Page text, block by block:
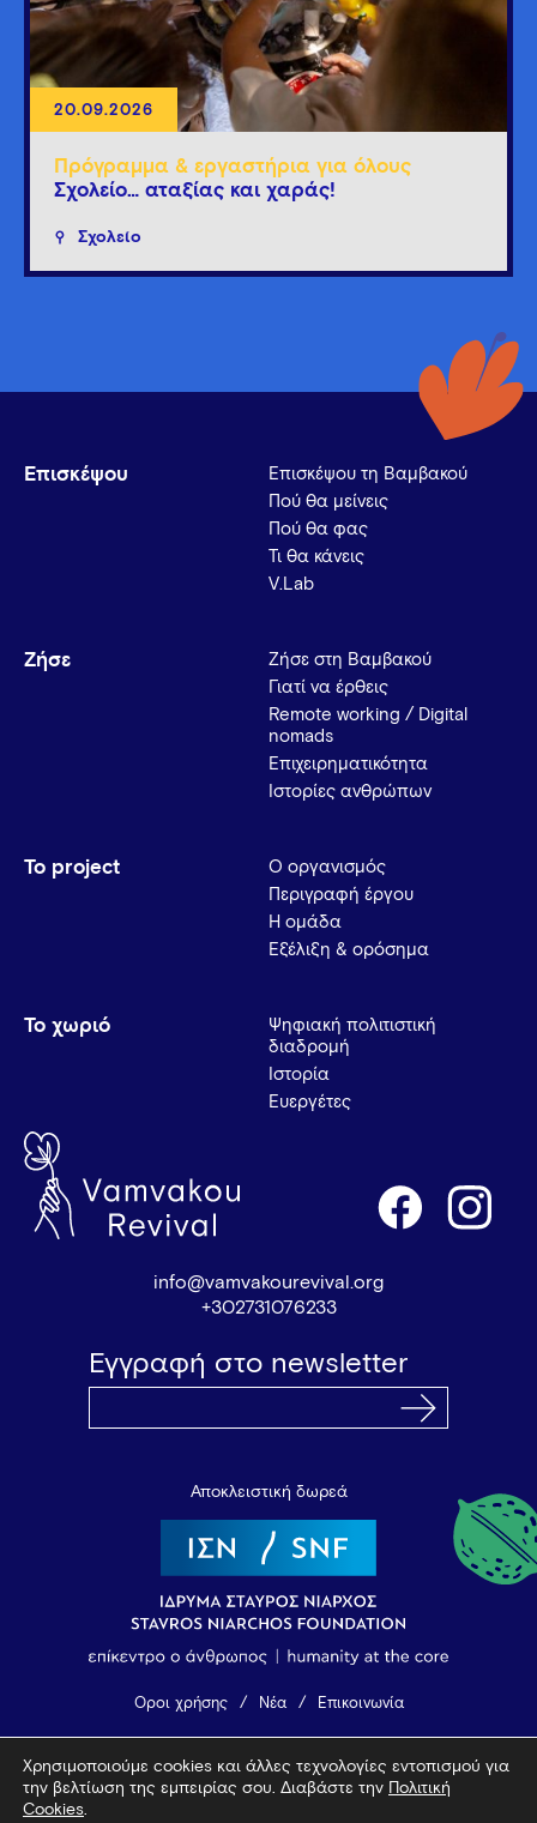
20.09.2026
Πρόγραμμα & εργαστήρια για όλους
Σχολείο… αταξίας και χαράς!
Σχολείο
Επισκέψου
Επισκέψου τη Βαμβακού
Πού θα μείνεις
Πού θα φας
Τι θα κάνεις
V.Lab
Ζήσε
Ζήσε στη Βαμβακού
Γιατί να έρθεις
Remote working / Digital
nomads
Επιχειρηματικότητα
Ιστορίες ανθρώπων
Το project
Ο οργανισμός
Περιγραφή έργου
Η ομάδα
Εξέλιξη & ορόσημα
Το χωριό
Ψηφιακή πολιτιστική
διαδρομή
Ιστορία
Ευεργέτες
info@vamvakourevival.org
+302731076233
Εγγραφή στο newsletter
Αποκλειστική δωρεά
Όροι χρήσης Νέα Επικοινωνία
© 2026 Vamvakou Revival
Χρησιμοποιούμε cookies και άλλες τεχνολογίες εντοπισμού για
την βελτίωση της εμπειρίας σου. Διαβάστε την
Πολιτική
Cookies.